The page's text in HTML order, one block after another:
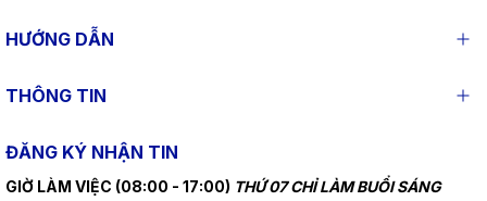
HƯỚNG DẪN
THÔNG TIN
ĐĂNG KÝ NHẬN TIN
GIỜ LÀM VIỆC (08:00 - 17:00) THỨ 07 CHỈ LÀM BUỔI SÁNG